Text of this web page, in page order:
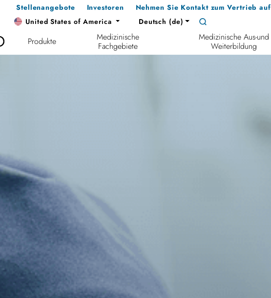
Produkte
Medizinische
Fachgebiete
Medizinische Aus-und
Weiterbildung
Stellenangebote Investoren
Nehmen Sie Kontakt zum Vertrieb auf
United States of America
Deutsch (de)